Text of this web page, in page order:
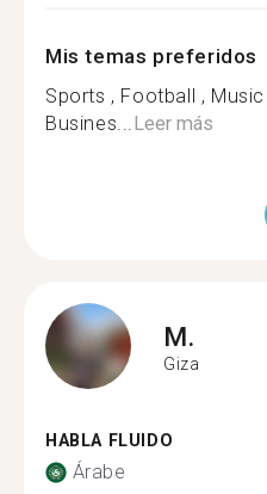
Mis temas preferidos
Sports , Football ,
Busines... Leer más
M.
Giza
HABLA FLUIDO
Árabe